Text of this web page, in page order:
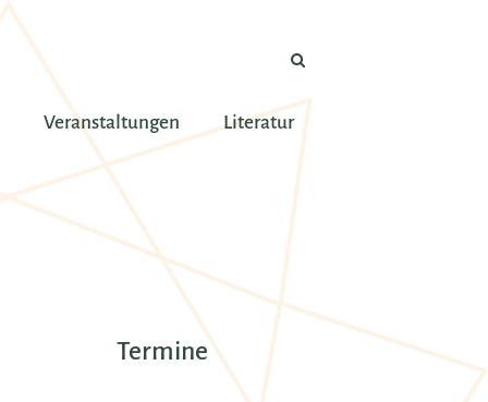
Veranstaltungen Literatur
Termine